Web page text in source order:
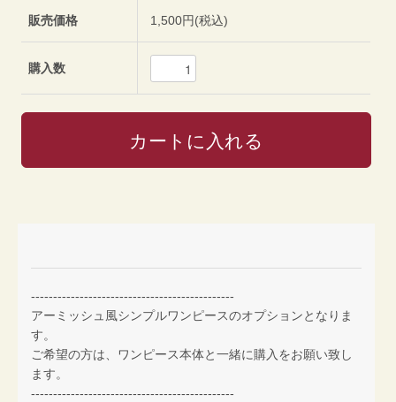
販売価格 1,500円(税込)
購入数
----------------------------------------------
アーミッシュ風シンプルワンピースのオプションとなりま
す。
ご希望の方は、ワンピース本体と一緒に購入をお願い致し
ます。
----------------------------------------------